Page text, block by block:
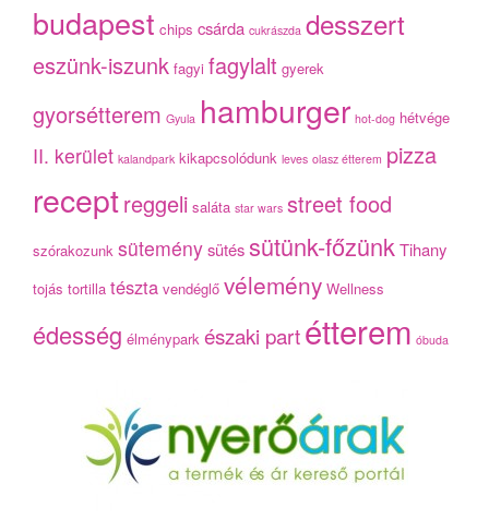
budapest chips csárda cukrászda desszert
eszünk-iszunk fagyi fagylalt gyerek
gyorsétterem Gyula hamburger hot-dog hétvége
II. kerület kalandpark kikapcsolódunk leves olasz étterem pizza
receptreggeli saláta star wars street food
szórakozunk süteménysütéssütünk-főzünk Tihany
tojás tortilla tészta vendéglő vélemény Wellness
édesség élménypark északi partétterem óbuda